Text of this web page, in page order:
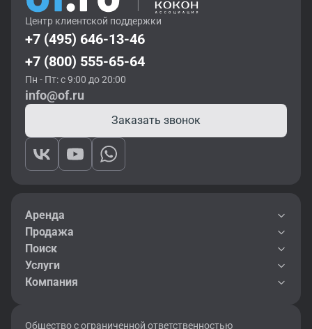
Центр клиентской поддержки
+7 (495) 646-13-46
+7 (800) 555-65-64
Пн - Пт: с 9:00 до 20:00
info@of.ru
Заказать звонок
Аренда
Продажа
Поиск
Услуги
Компания
Общество с ограниченной ответственностью